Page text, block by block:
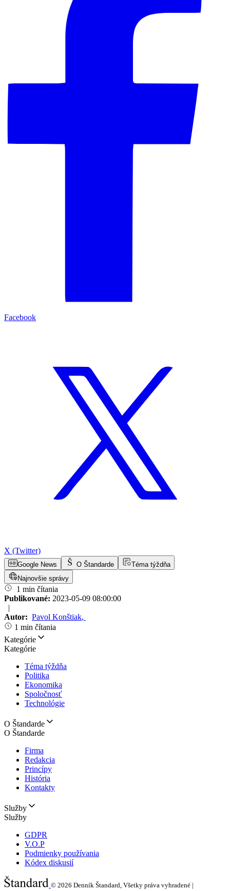
Facebook
X (Twitter)
Google News O Štandarde
Téma týždňa
Najnovšie správy
1 min čítania
Publikované: 2023-05-09 08:00:00
|
Autor: Pavol Konštiak,
1 min čítania
Kategórie
Kategórie
Téma týždňa
Politika
Ekonomika
Spoločnosť
Technológie
O Štandarde
O Štandarde
Firma
Redakcia
Princípy
História
Kontakty
Služby
Služby
GDPR
V.O.P
Podmienky používania
Kódex diskusií
© 2026 Denník Štandard, Všetky práva vyhradené |